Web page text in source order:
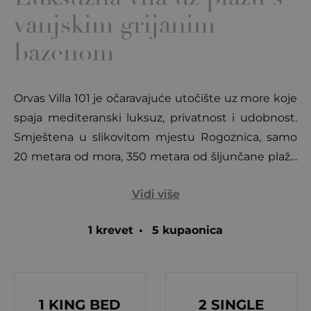
vanjskim grijanim
bazenom
Orvas Villa 101 je očaravajuće utočište uz more koje
spaja mediteranski luksuz, privatnost i udobnost.
Smještena u slikovitom mjestu Rogoznica, samo
20 metara od mora, 350 metara od šljunčane plaže
i luksuzan bijeg. Smještena na zemljištu od 1650
obuhvaća podrum i dva kata, povezana unutarnjim
Vidi više
1 krevet • 5 kupaonica
1 KING BED
2 SINGLE